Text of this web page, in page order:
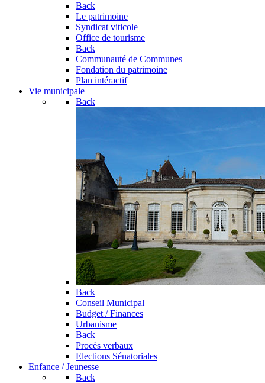
Back
Le patrimoine
Syndicat viticole
Office de tourisme
Back
Communauté de Communes
Fondation du patrimoine
Plan intéractif
Vie municipale
Back
Back
Conseil Municipal
Budget / Finances
Urbanisme
Back
Procès verbaux
Elections Sénatoriales
Enfance / Jeunesse
Back